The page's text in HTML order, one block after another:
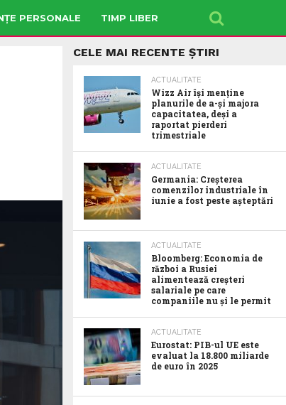
PERSONALE TIMP LIBER
CELE MAI RECENTE ȘTIRI
ACTUALITATE
Wizz Air își menține
planurile de a-și majora
capacitatea, deși a
raportat pierderi
trimestriale
ACTUALITATE
Germania: Creșterea
comenzilor industriale în
iunie a fost peste așteptări
ACTUALITATE
Bloomberg: Economia de
război a Rusiei
alimentează creșteri
salariale pe care
companiile nu și le permit
ACTUALITATE
Eurostat: PIB-ul UE este
evaluat la 18.800 miliarde
de euro în 2025